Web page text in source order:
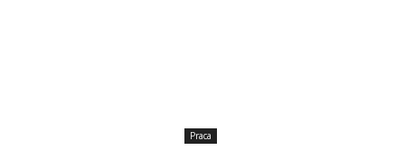
Praca